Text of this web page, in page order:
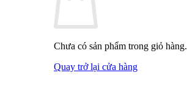
Chưa có sản phẩm trong giỏ hàng.
Quay trở lại cửa hàng